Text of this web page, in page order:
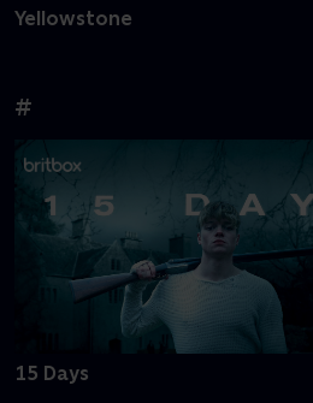
Yellowstone
#
15 Days